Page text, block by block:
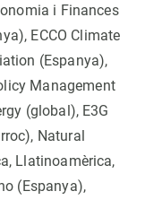
i Finances
ECCO Climate
(Espanya),
Management
(global), E3G
Natural
Llatinoamèrica,
(Espanya),